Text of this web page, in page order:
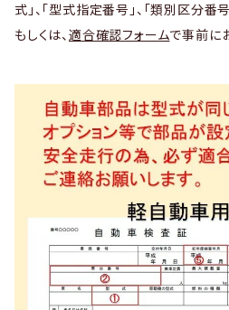
式」、「型式指定番号」、「類別区分番
もしくは、 適合確認フォームで事前に